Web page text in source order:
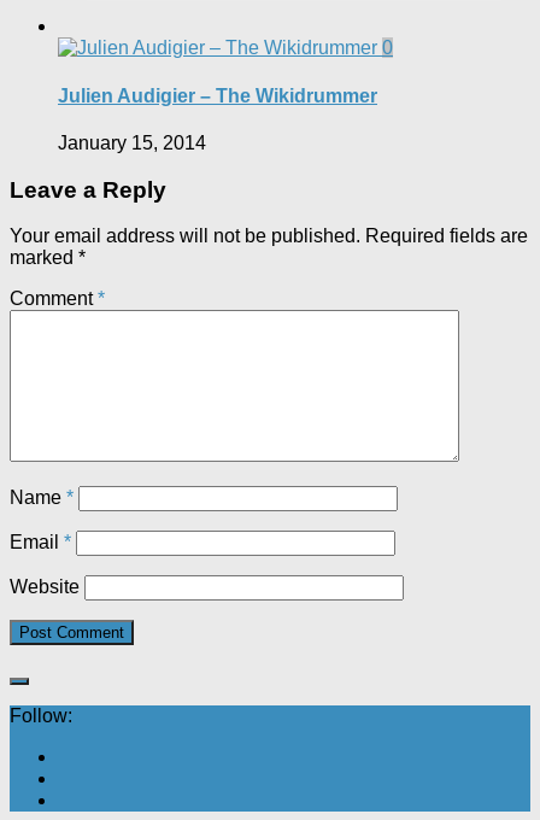
0
Julien Audigier – The Wikidrummer
January 15, 2014
Leave a Reply
Your email address will not be published. Required fields are
marked *
Comment*
Name *
Email *
Website
Follow: